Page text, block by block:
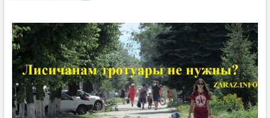
тревогу
об
открытых
канализационных
люках
и
о
плачевном
состоянии